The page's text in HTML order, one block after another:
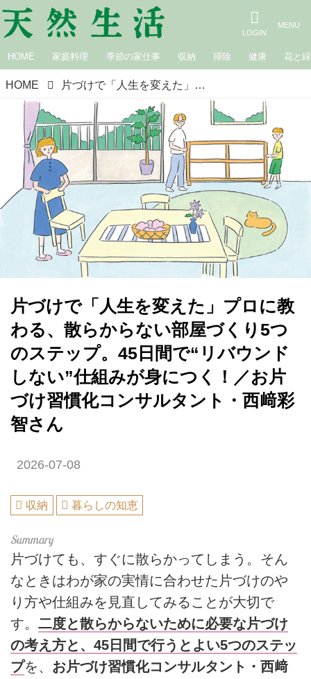
HOME 家庭料理 季節の家仕事 収納 掃除 健康 花と緑
HOME 片づけで「人生を変えた」プロに教わる、散らからない部屋づくり5つのステップ。45日間で“リバウンドしない”仕組みが身につく！／お片づけ習慣化コンサルタント・西﨑彩智さん
片づけで「人生を変えた」プロに教
わる、散らからない部屋づくり5つ
のステップ。45日間で“リバウンド
しない”仕組みが身につく！／お片
づけ習慣化コンサルタント・西﨑彩
智さん
2026-07-08
収納 暮らしの知恵
片づけても、すぐに散らかってしまう。そん
なときはわが家の実情に合わせた片づけのや
り方や仕組みを見直してみることが大切で
す。 二度と散らからないために必要な片づけ
の考え方と、45日間で行うとよい5つのステッ
プを、 お片づけ習慣化コンサルタント・西﨑